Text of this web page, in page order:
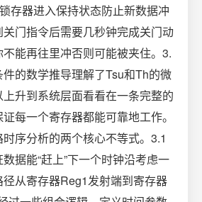
存器进入保持状态防止新数据冲
门指令后需要几秒钟完成关门动
能再往里冲否则可能被夹住。3.
的数学推导理解了Tsu和Th的微
升到系统层面看看在一条完整的
每一个寄存器都能可靠地工作。
序分析的两个核心不等式。3.1
据能“赶上”下一个时钟沿考虑一
从寄存器Reg1发射端到寄存器